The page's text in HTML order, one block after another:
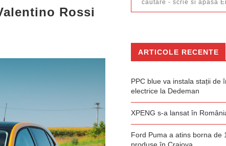
Rossi
ARTICOLE RECENTE
PPC blue va instala stații de
electrice la Dedeman
XPENG s-a lansat în
Ford Puma a atins borna de